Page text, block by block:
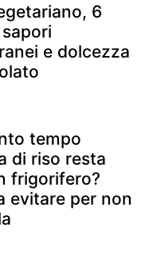
6
e dolcezza
tempo
di riso resta
frigorifero?
evitare per non